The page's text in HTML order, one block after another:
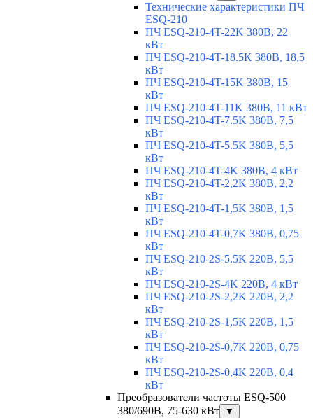
Технические характеристики ПЧ
ESQ-210
ПЧ ESQ-210-4T-22K 380В, 22
кВт
ПЧ ESQ-210-4T-18.5K 380В, 18,5
кВт
ПЧ ESQ-210-4T-15K 380В, 15
кВт
ПЧ ESQ-210-4T-11K 380В, 11 кВт
ПЧ ESQ-210-4T-7.5K 380В, 7,5
кВт
ПЧ ESQ-210-4T-5.5K 380В, 5,5
кВт
ПЧ ESQ-210-4T-4K 380В, 4 кВт
ПЧ ESQ-210-4T-2,2K 380В, 2,2
кВт
ПЧ ESQ-210-4T-1,5K 380В, 1,5
кВт
ПЧ ESQ-210-4T-0,7K 380В, 0,75
кВт
ПЧ ESQ-210-2S-5.5K 220В, 5,5
кВт
ПЧ ESQ-210-2S-4K 220В, 4 кВт
ПЧ ESQ-210-2S-2,2K 220В, 2,2
кВт
ПЧ ESQ-210-2S-1,5K 220В, 1,5
кВт
ПЧ ESQ-210-2S-0,7K 220В, 0,75
кВт
ПЧ ESQ-210-2S-0,4K 220В, 0,4
кВт
Преобразователи частоты ESQ-500
380/690В, 75-630 кВт
▼